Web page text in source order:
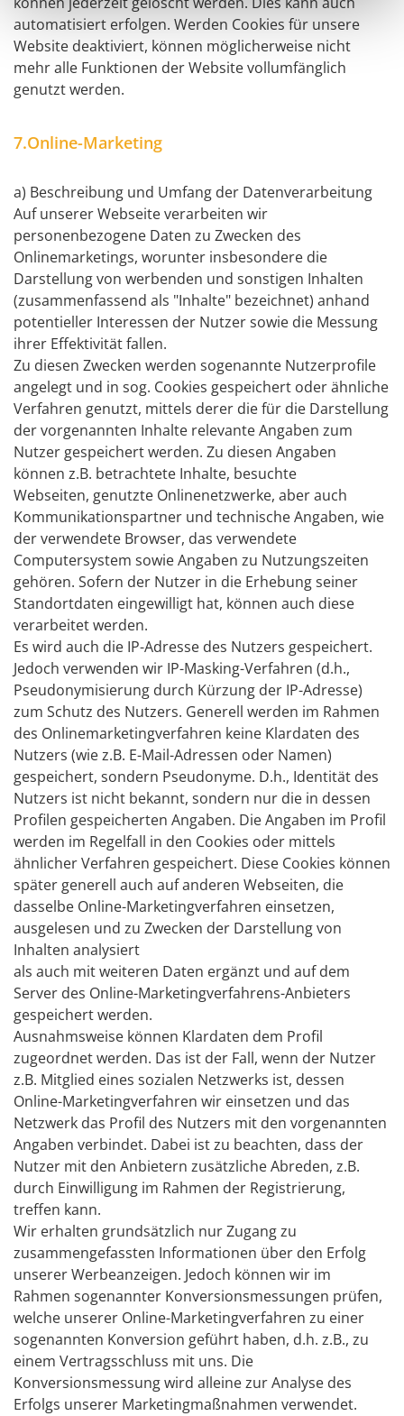
automatisiert erfolgen. Werden Cookies für unsere
Website deaktiviert, können möglicherweise nicht
mehr alle Funktionen der Website vollumfänglich
genutzt werden.
7.Online-Marketing
a) Beschreibung und Umfang der Datenverarbeitung
Auf unserer Webseite verarbeiten wir
personenbezogene Daten zu Zwecken des
Onlinemarketings, worunter insbesondere die
Darstellung von werbenden und sonstigen Inhalten
(zusammenfassend als "Inhalte" bezeichnet) anhand
potentieller Interessen der Nutzer sowie die Messung
ihrer Effektivität fallen.
Zu diesen Zwecken werden sogenannte Nutzerprofile
angelegt und in sog. Cookies gespeichert oder ähnliche
Verfahren genutzt, mittels derer die für die Darstellung
der vorgenannten Inhalte relevante Angaben zum
Nutzer gespeichert werden. Zu diesen Angaben
können z.B. betrachtete Inhalte, besuchte
Webseiten, genutzte Onlinenetzwerke, aber auch
Kommunikationspartner und technische Angaben, wie
der verwendete Browser, das verwendete
Computersystem sowie Angaben zu Nutzungszeiten
gehören. Sofern der Nutzer in die Erhebung seiner
Standortdaten eingewilligt hat, können auch diese
verarbeitet werden.
Es wird auch die IP-Adresse des Nutzers gespeichert.
Jedoch verwenden wir IP-Masking-Verfahren (d.h.,
Pseudonymisierung durch Kürzung der IP-Adresse)
zum Schutz des Nutzers. Generell werden im Rahmen
des Onlinemarketingverfahren keine Klardaten des
Nutzers (wie z.B. E-Mail-Adressen oder Namen)
gespeichert, sondern Pseudonyme. D.h., Identität des
Nutzers ist nicht bekannt, sondern nur die in dessen
Profilen gespeicherten Angaben. Die Angaben im Profil
werden im Regelfall in den Cookies oder mittels
ähnlicher Verfahren gespeichert. Diese Cookies können
später generell auch auf anderen Webseiten, die
dasselbe Online-Marketingverfahren einsetzen,
ausgelesen und zu Zwecken der Darstellung von
Inhalten analysiert
als auch mit weiteren Daten ergänzt und auf dem
Server des Online-Marketingverfahrens-Anbieters
gespeichert werden.
Ausnahmsweise können Klardaten dem Profil
zugeordnet werden. Das ist der Fall, wenn der Nutzer
z.B. Mitglied eines sozialen Netzwerks ist, dessen
Online-Marketingverfahren wir einsetzen und das
Netzwerk das Profil des Nutzers mit den vorgenannten
Angaben verbindet. Dabei ist zu beachten, dass der
Nutzer mit den Anbietern zusätzliche Abreden, z.B.
durch Einwilligung im Rahmen der Registrierung,
treffen kann.
Wir erhalten grundsätzlich nur Zugang zu
zusammengefassten Informationen über den Erfolg
unserer Werbeanzeigen. Jedoch können wir im
Rahmen sogenannter Konversionsmessungen prüfen,
welche unserer Online-Marketingverfahren zu einer
sogenannten Konversion geführt haben, d.h. z.B., zu
einem Vertragsschluss mit uns. Die
Konversionsmessung wird alleine zur Analyse des
Erfolgs unserer Marketingmaßnahmen verwendet.